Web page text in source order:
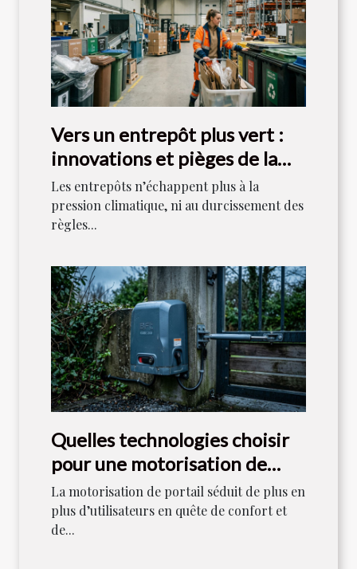
Vers un entrepôt plus vert :
innovations et pièges de la
gestion des déchets
Les entrepôts n’échappent plus à la
pression climatique, ni au durcissement des
règles...
Quelles technologies choisir
pour une motorisation de
portail durable ?
La motorisation de portail séduit de plus en
plus d’utilisateurs en quête de confort et
de...